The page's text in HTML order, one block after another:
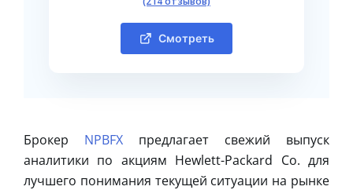
Смотреть
Брокер NPBFX предлагает свежий выпуск
аналитики по акциям Hewlett-Packard Co. для
лучшего понимания текущей ситуации на рынке